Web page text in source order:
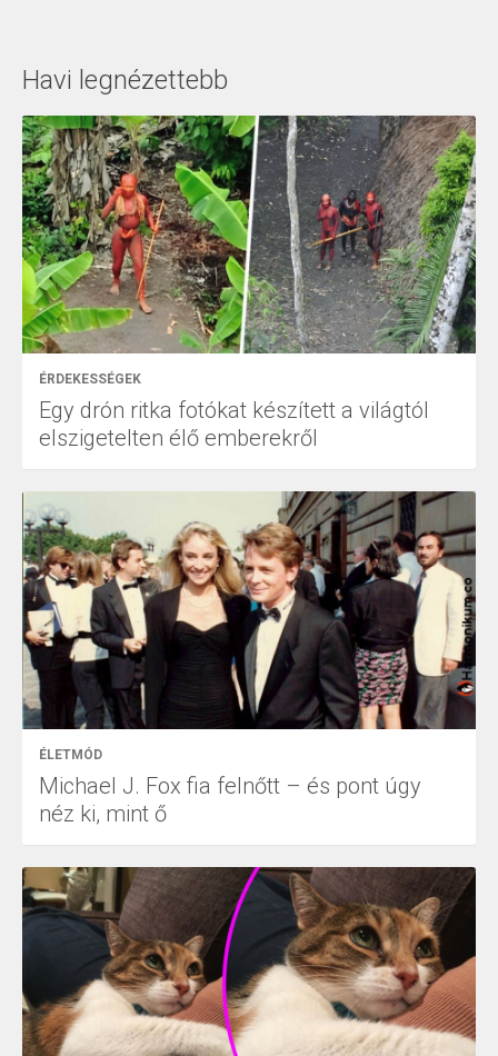
Havi legnézettebb
ÉRDEKESSÉGEK
Egy drón ritka fotókat készített a világtól
elszigetelten élő emberekről
ÉLETMÓD
Michael J. Fox fia felnőtt – és pont úgy
néz ki, mint ő